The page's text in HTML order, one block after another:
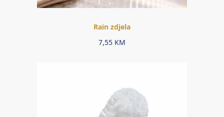
Rain zdjela
7,55 KM